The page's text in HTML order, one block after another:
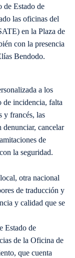
de Estado de
las oficinas del
en la Plaza de
con la presencia
Bendodo.
a los
de incidencia, falta
y francés, las
denunciar, cancelar
de
la seguridad.
otra nacional
de traducción y
y calidad que se
Estado de
de la Oficina de
que cuenta